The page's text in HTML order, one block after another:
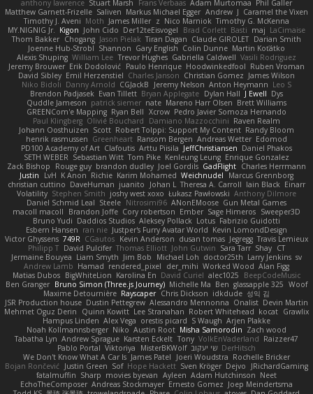
anthony lawrence Stuart Marsh Frans Verbaas Adam Murtomaa
Phil Galler
Matthew Garnett-Frizelle Saliven Markus Michael Egger Andrew J Caramel the Vixen
Timothy J. Aveni Moth James Miller z Nico Marniok Timothy G. McKenna
MY.NIGNIG Jr. Kigon John Cido Der12teEisvogel Brad Corlett Basti maj LaCimaise
Thom Bakker Chogang Jason Pielak Tiran Dagan Claude GIROLET Darian Smith
Joenne Hub-Strobl Shannon Gary English Colin Dunne Martin Koťátko
Alexis Shuping William Lee Trevor Hughes Gabriella Caldwell Vasili Rodriguez
Jeremy Brouwer Erik Dodolović Paulo Henrique Hoodwinkedfool Ruben Vroman
David Sibley Emil Herzenstiel Charles Janson Christian Gomez James Wilson
Niko Bidoli Danny Arnold CGJackB Jeremy Nelson Anton Heymann Leo S
Brendon Padjasek Evan Tillett Bryan Applegate Dylan Hall J Ewell Dys
Quddle Jameson patrick siemer nate Mareno Harr Olsen Brett Williams
GREENCom'e Mapping Ryan Bell Xcrow Pedro Javier Somoza Hernando
Paul Klingberg Olivié Bouchard Damiano Mazzocchini Raven Realm
Johann Oosthuizen Scott Robert Tolppi: Support My Content Randy Bloom
henrik rasmussen Greenheart Ransom Bergen Andreas Wetter Edomod
PD100 Academy of Art Clafoutis Arttu Piisila JeffChristiansen Daniel Phakos
SETH WEBER Sebastian Witt Tom Pike Kenleung Leung Enrique Gonzalez
Zack Bishop
Rouge guy brandon dudley Joel Gordils GadFlight Charles Herrmann
Justin
LvH K Anon Richie Karim Mohamed Weichnudel
Marcus Grennborg
christian cuttino DaveHuman juanito Johan L Theresa A. Carroll Iain Black Einarr
Volatility Stephen Smith joshy west xoxo Łukasz Pawłowski Anthony Dilmore
Daniel Schmid Leal Steele Nitrosimi96 ANonEMoose Gun Metal Games
macoll macoll
Brandon Joffe Cory robertson Ember Sage Himeros Sweeper3D
Bruno Yudi Daddios Studios Aleksey Pollack Lotus Fabrizio Guidotti
Esbern Hansen ran nie Justper's Furry Avatar World Kevin LomondDesign
Victor Ghyssens 749R CGautos Kevin Anderson dusan tomas Jegregg Travis Lemieux
Philipp T David Pulcifer Thomas Elliott John Gutwin Sara Tarr Shay CT
Jermaine Bouyea Liam Smyth Jim Bob Michael Loh doctor25th Larry Jenkins sv
Andrew Lamb Hamad rendered_pixel der_mihi Worked Wood Alan Figg
Matias Dubos BigWhiteLion Karolina En David Curiel alec1025
BeepCodeMusic
Ben Granger Bruno Simon (Three.js Journey) Michelle Ma Ben glassapple 325 Woof
Maxime Detournière Rayscaper Chris Dickson idkdude 성익 김
JSR Production house Dustin Pettegrew Alessandro Mennonna Onalist Devin Martin
Mehmet Oguz Derin
Quinn Kowitt Lee Stranahan Robert Whitehead kocat Grawlix
Hampus Linden Alex Vega orestis picard S Waugh Arjen Plakke
Noah Kollmannsberger Niko Austin Root Misha Samorodin Zach wood
Tabatha Lyn Andrew Sprague Karsten Eckelt Tony VolkEnVaderland Raizzer47
Pablo Portal Viktoriya MisterBKWolf שי יעקוב DerHitsch
We Don't Know What A Car Is James Patel Joeri Woudstra Rochelle Bricker
Bojan Rončević Justin Green Sof Hope Hackett Sven Kröger Dejvo
JRichardGaming
fatalmuffin Sharp movies byevan Ayleen Adam Hutchinson Neet
EchoTheComposer Andreas Stockmayer Ernesto Gomez Joep Meindertsma